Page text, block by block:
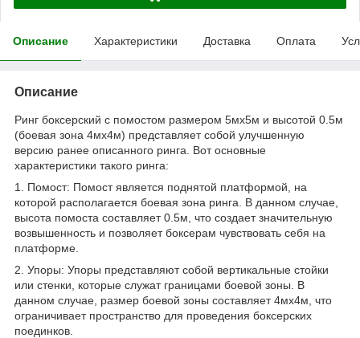
Описание Характеристики Доставка Оплата
Описание
Ринг боксерский с помостом размером 5мх5м и высотой 0.5м
(боевая зона 4мх4м) представляет собой улучшенную
версию ранее описанного ринга. Вот основные
характеристики такого ринга:
1. Помост: Помост является поднятой платформой, на
которой располагается боевая зона ринга. В данном случае,
высота помоста составляет 0.5м, что создает значительную
возвышенность и позволяет боксерам чувствовать себя на
платформе.
2. Упоры: Упоры представляют собой вертикальные стойки
или стенки, которые служат границами боевой зоны. В
данном случае, размер боевой зоны составляет 4мх4м, что
ограничивает пространство для проведения боксерских
поединков.